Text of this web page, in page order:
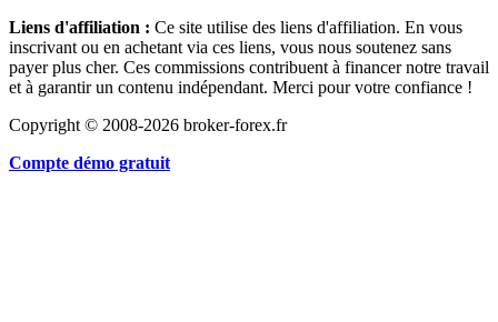
Liens d'affiliation : Ce site utilise des liens d'affiliation. En vous
inscrivant ou en achetant via ces liens, vous nous soutenez sans
payer plus cher. Ces commissions contribuent à financer notre travail
et à garantir un contenu indépendant. Merci pour votre confiance !
Copyright © 2008-2026 broker-forex.fr
Compte démo gratuit